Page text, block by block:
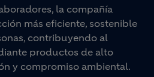
la compañía
más eficiente, sostenible
contribuyendo al
productos de alto
y compromiso ambiental.